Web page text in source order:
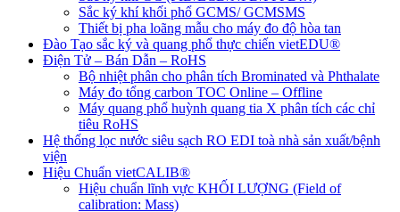
Sắc ký khí khối phổ GCMS/ GCMSMS
Thiết bị pha loãng mẫu cho máy đo độ hòa tan
Đào Tạo sắc ký và quang phổ thực chiến vietEDU®
Điện Tử – Bán Dẫn – RoHS
Bộ nhiệt phân cho phân tích Brominated và Phthalate
Máy đo tổng carbon TOC Online – Offline
Máy quang phổ huỳnh quang tia X phân tích các chỉ
tiêu RoHS
Hệ thống lọc nước siêu sạch RO EDI​​ toà nhà sản xuất/bệnh
viện
Hiệu Chuẩn vietCALIB®
Hiệu chuẩn lĩnh vực KHỐI LƯỢNG (Field of
calibration: Mass)